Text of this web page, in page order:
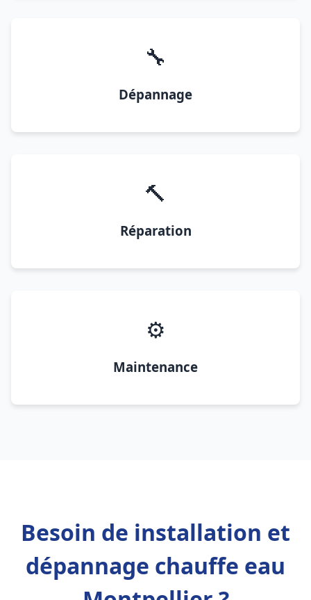
🔧
Dépannage
🔨
Réparation
⚙️
Maintenance
Besoin de installation et
dépannage chauffe eau